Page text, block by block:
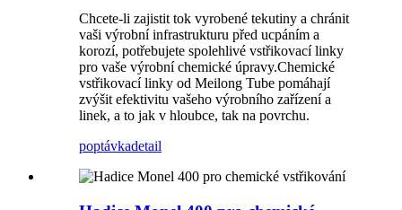
Chcete-li zajistit tok vyrobené tekutiny a chránit
vaši výrobní infrastrukturu před ucpáním a
korozí, potřebujete spolehlivé vstřikovací linky
pro vaše výrobní chemické úpravy.Chemické
vstřikovací linky od Meilong Tube pomáhají
zvýšit efektivitu vašeho výrobního zařízení a
linek, a to jak v hloubce, tak na povrchu.
poptávkadetail